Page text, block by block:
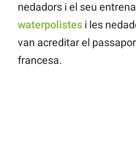
nedadors i el seu
waterpolistes i les
van acreditar el
francesa.